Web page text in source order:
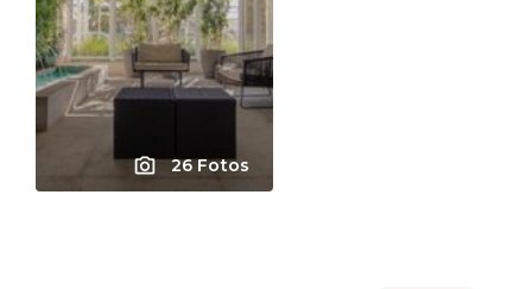
26 Fotos